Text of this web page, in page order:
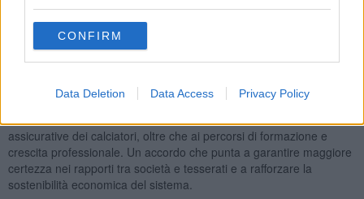
CONFIRM
Data Deletion Data Access Privacy Policy
L'intesa aggiorna il precedente accordo risalente al 2014e
tiene conto delle modifiche introdotte dalla riforma del lavoro
sportivo. Tra le novità principali figura la riduzione automatica degli
emolumenti del 25% in caso di retrocessione, con il corrispondente
previsto nella massima categoria.
assicurative dei calciatori, oltre che ai percorsi di formazione e
crescita professionale. Un accordo che punta a garantire maggiore
certezza nei rapporti tra società e tesserati e a rafforzare la
sostenibilità economica del sistema.